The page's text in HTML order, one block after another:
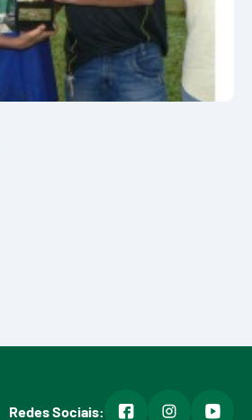
Redes Sociais: facebookinstagram